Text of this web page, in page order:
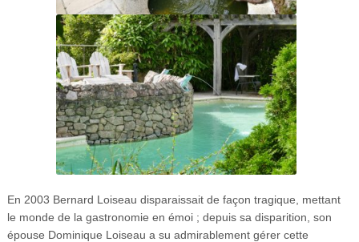
En 2003 Bernard Loiseau disparaissait de façon tragique, mettant
le monde de la gastronomie en émoi ; depuis sa disparition, son
épouse Dominique Loiseau a su admirablement gérer cette